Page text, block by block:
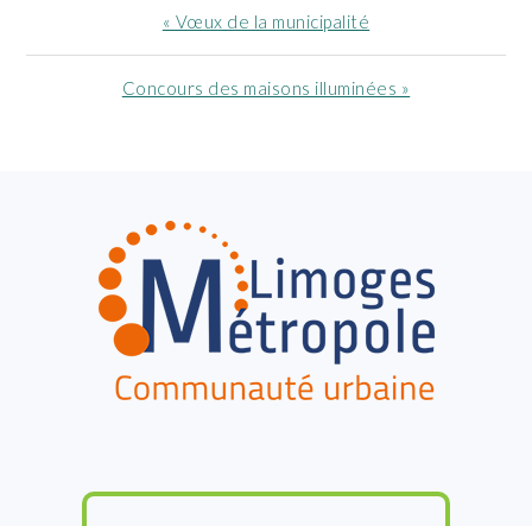
Article
précédent
:
« Vœux de la municipalité
Article
Concours des maisons illuminées »